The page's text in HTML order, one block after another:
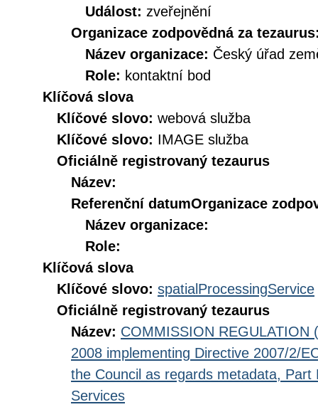
Událost: zveřejnění
Organizace zodpovědná za
Název organizace: Český úřad
Role: kontaktní bod
Klíčová slova
Klíčové slovo: webová služba
Klíčové slovo: IMAGE služba
Oficiálně registrovaný tezaurus
Název:
Referenční datumOrganizace
Název organizace:
Role:
Klíčová slova
Klíčové slovo: spatialProcessingService
Oficiálně registrovaný tezaurus
Název: COMMISSION REGULATION
2008 implementing Directive 2007/2/
the Council as regards metadata,
Services